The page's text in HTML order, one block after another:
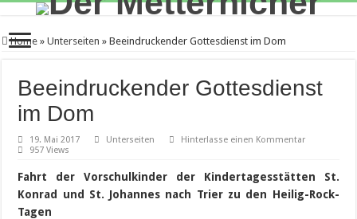
Home » Unterseiten » Beeindruckender Gottesdienst im Dom
Beeindruckender Gottesdienst
im Dom
19. Mai 2017 Unterseiten
Hinterlasse einen Kommentar
957 Views
Fahrt der Vorschulkinder der Kindertagesstätten St.
Konrad und St. Johannes nach Trier zu den Heilig-Rock-
Tagen